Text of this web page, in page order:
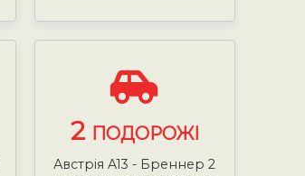
2 ПОДОРОЖІ
Австрія A13 - Бреннер 2